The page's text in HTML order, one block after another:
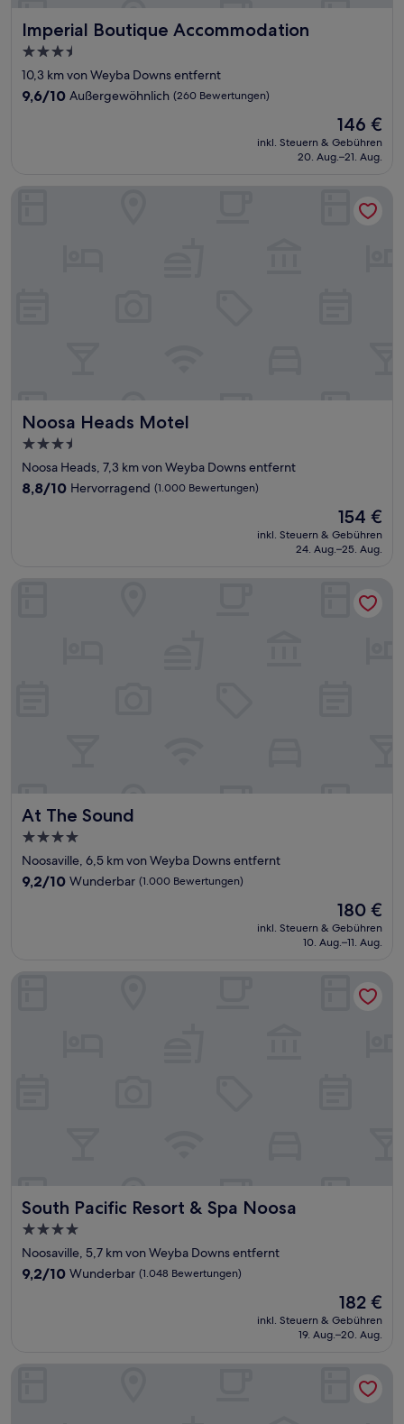
Imperial Boutique Accommodation
Imperial Boutique Accommodation
3.5-
Sterne-
Unterkunft
10,3 km von Weyba Downs entfernt
9.6
9,6/10 Außergewöhnlich (260 Bewertungen)
Der
Preis
beträgt
146 €
inkl. Steuern & Gebühren
20. Aug.–21. Aug.
Noosa Heads Motel
Noosa Heads Motel
3.5-
Sterne-
Unterkunft
Noosa Heads, 7,3 km von Weyba Downs entfernt
8.8
8,8/10 Hervorragend (1.000 Bewertungen)
Der
Preis
beträgt
154 €
inkl. Steuern & Gebühren
24. Aug.–25. Aug.
Noosa Heads Motel
At The Sound
At The Sound
4.0-
Sterne-
Unterkunft
Noosaville, 6,5 km von Weyba Downs entfernt
9.2
9,2/10 Wunderbar (1.000 Bewertungen)
Der
Preis
beträgt
180 €
inkl. Steuern & Gebühren
10. Aug.–11. Aug.
South Pacific Resort & Spa Noosa
South Pacific Resort & Spa Noosa
4.0-
Sterne-
Unterkunft
Noosaville, 5,7 km von Weyba Downs entfernt
9.2
9,2/10 Wunderbar (1.048 Bewertungen)
Der
Preis
beträgt
182 €
inkl. Steuern & Gebühren
19. Aug.–20. Aug.
South Pacific Resort & Spa Noosa